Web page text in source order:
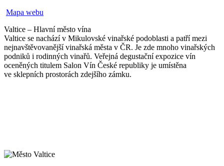
Mapa webu
Valtice – Hlavní město vína
Valtice se nachází v Mikulovské vinařské podoblasti a patří mezi
nejnavštěvovanější vinařská města v ČR. Je zde mnoho vinařských
podniků i rodinných vinařů. Veřejná degustační expozice vín
oceněných titulem Salon Vín České republiky je umístěna
ve sklepních prostorách zdejšího zámku.